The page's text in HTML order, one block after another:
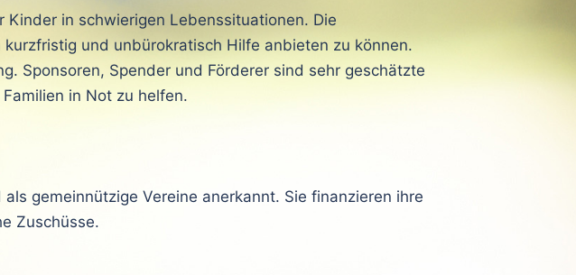
in schwierigen Lebenssituationen. Die
und unbürokratisch Hilfe anbieten zu können.
Sponsoren, Spender und Förderer sind sehr geschätzte
in Not zu helfen.
gemeinnützige Vereine anerkannt. Sie finanzieren ihre
Zuschüsse.